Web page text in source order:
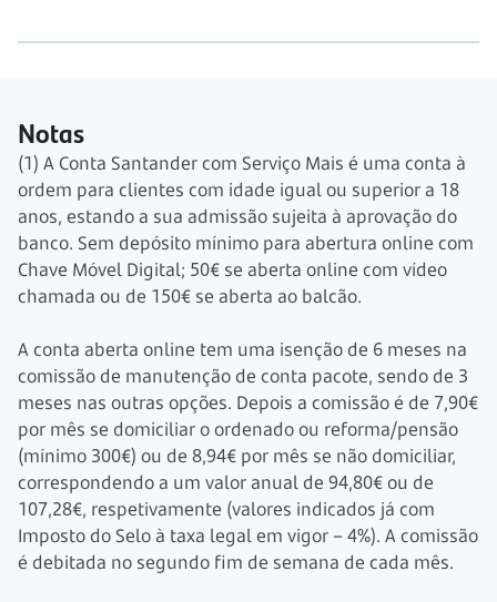
Notas
(1) A Conta Santander com Serviço Mais é uma conta à
ordem para clientes com idade igual ou superior a 18
anos, estando a sua admissão sujeita à aprovação do
banco. Sem depósito mínimo para abertura online com
Chave Móvel Digital; 50€ se aberta online com vídeo
chamada ou de 150€ se aberta ao balcão.
A conta aberta online tem uma isenção de 6 meses na
comissão de manutenção de conta pacote, sendo de 3
meses nas outras opções. Depois a comissão é de 7,90€
por mês se domiciliar o ordenado ou reforma/pensão
(mínimo 300€) ou de 8,94€ por mês se não domiciliar,
correspondendo a um valor anual de 94,80€ ou de
107,28€, respetivamente (valores indicados já com
Imposto do Selo à taxa legal em vigor – 4%). A comissão
é debitada no segundo fim de semana de cada mês.